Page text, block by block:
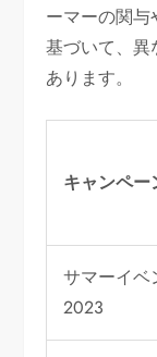
ーマーの関
基づいて、
あります。
キャンペー
サマーイベ
2023